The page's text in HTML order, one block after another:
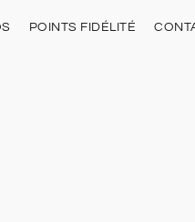
POINTS FIDÉLITÉ